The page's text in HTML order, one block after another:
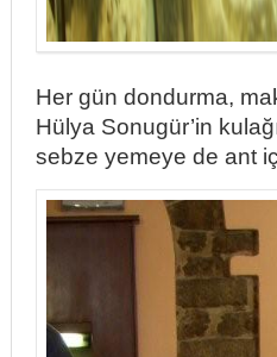
Her gün dondurma,
Hülya Sonugür’in
sebze yemeye de ant